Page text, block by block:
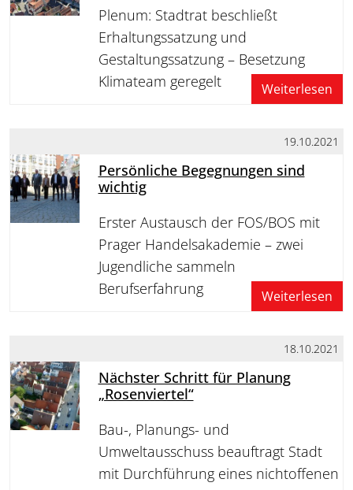
Plenum: Stadtrat beschließt
Erhaltungssatzung und
Gestaltungssatzung – Besetzung
Klimateam geregelt
Weiterlesen
19.10.2021
Persönliche Begegnungen sind
wichtig
Erster Austausch der FOS/BOS mit
Prager Handelsakademie – zwei
Jugendliche sammeln
Berufserfahrung
Weiterlesen
18.10.2021
Nächster Schritt für Planung
„Rosenviertel“
Bau-, Planungs- und
Umweltausschuss beauftragt Stadt
mit Durchführung eines nichtoffenen